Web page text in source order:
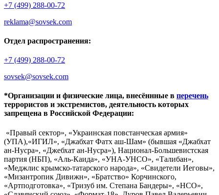
+7 (499) 288-00-72
reklama@sovsek.com
Отдел распространения:
+7 (499) 288-00-72
sovsek@sovsek.com
*Организации и физические лица, внесённные в перечень
террористов и экстремистов, деятельность которых
запрещена в Российской Федерации:
«Правый сектор», «Украинская повстанческая армия»
(УПА),«ИГИЛ», «Джабхат Фатх аш-Шам» (бывшая «Джабхат
ан-Нусра», «Джебхат ан-Нусра»), Национал-Большевистская
партия (НБП), «Аль-Каида», «УНА-УНСО», «Талибан»,
«Меджлис крымско-татарского народа», «Свидетели Иеговы»,
«Мизантропик Дивижн», «Братство» Корчинского,
«Артподготовка», «Тризуб им. Степана Бандеры», «НСО»,